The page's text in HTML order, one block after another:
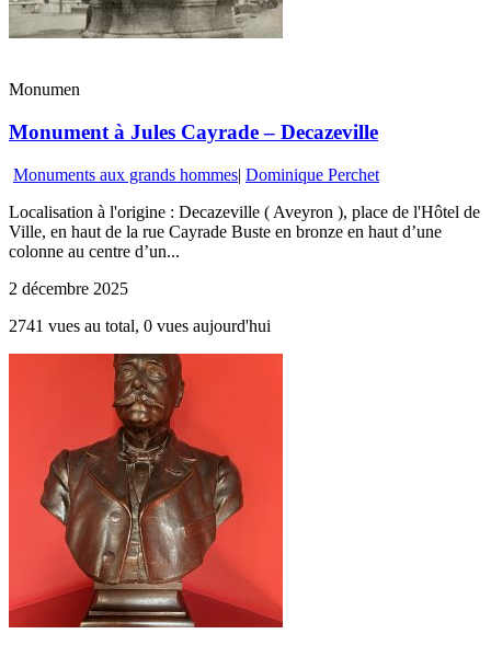
Monumen
Monument à Jules Cayrade – Decazeville
Monuments aux grands hommes| Dominique Perchet
Localisation à l'origine : Decazeville ( Aveyron ), place de l'Hôtel de
Ville, en haut de la rue Cayrade Buste en bronze en haut d’une
colonne au centre d’un...
2 décembre 2025
2741 vues au total, 0 vues aujourd'hui